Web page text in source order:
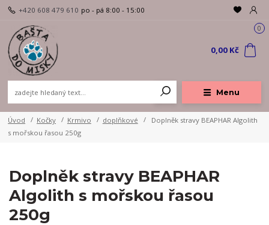
Menu
+420 608 479 610 po - pá 8:00 - 15:00
0
0,00 Kč
Úvod Kočky Krmivo doplňkové
Doplněk stravy BEAPHAR Algolith
s mořskou řasou 250g
Doplněk stravy BEAPHAR
Algolith s mořskou řasou
250g